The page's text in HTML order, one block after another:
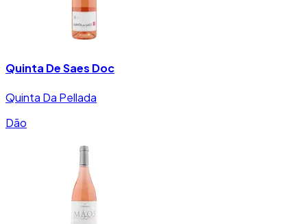
Quinta De Saes Doc
Quinta Da Pellada
Dão